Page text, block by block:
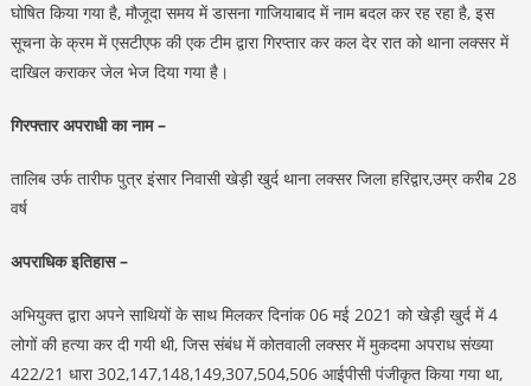
घोषित किया गया है, मौजूदा समय में डासना गाजियाबाद में नाम बदल कर रह रहा है, इस
सूचना के क्रम में एसटीएफ की एक टीम द्वारा गिरप्तार कर कल देर रात को थाना लक्सर में
दाखिल कराकर जेल भेज दिया गया है।
गिरफ्तार अपराधी का नाम –
तालिब उर्फ तारीफ पुत्र इंसार निवासी खेड़ी खुर्द थाना लक्सर जिला हरिद्वार,उम्र करीब 28
वर्ष
अपराधिक इतिहास –
अभियुक्त द्वारा अपने साथियों के साथ मिलकर दिनांक 06 मई 2021 को खेड़ी खुर्द में 4
लोगों की हत्या कर दी गयी थी, जिस संबंध में कोतवाली लक्सर में मुकदमा अपराध संख्या
422/21 धारा 302,147,148,149,307,504,506 आईपीसी पंजीकृत किया गया था,